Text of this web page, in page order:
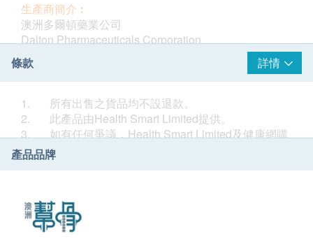
生產商簡介︰
澳洲多爾頓藥業公司
Dalton Pharmaceuticals Corporation
由具有悠久歷史、世界著名的英國CL法蘭克林控股有
限公司控股
CL法蘭克林控股有限公司業務，主要從事保健品、食
品及藥品的研發及生產。
與多間醫院、實驗室和大學緊密合作，融合傳統與現代
科研，開發最優質的天然草本保健產品，暢銷全球，歷
史悠久！
AUST L 174631)，確認功效全面，舒緩筋肌勞損：
獨有成分-低溫酶水解蛋白(HydroPRO)：
條款 詳情
1. 所有出售之貨品均不設退款。
2. 此產品由Health Smart Limited提供。
3. 如有任何爭議，Health Smart Limited及健康網購
health.ESDlife保留最終決議權。
送貨
務。賬單總額未滿HK$500需附加HK$40運費。賬單總
額超過HK$1200，即可豁免下例「超重貨品」附加費
產品品牌